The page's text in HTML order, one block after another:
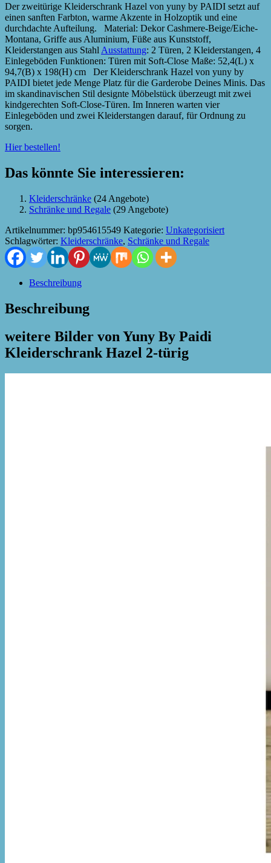
Der zweitürige Kleiderschrank Hazel von yuny by PAIDI setzt auf
einen sanften Farbton, warme Akzente in Holzoptik und eine
durchdachte Aufteilung. Material: Dekor Cashmere-Beige/Eiche-
Montana, Griffe aus Aluminium, Füße aus Kunststoff,
Kleiderstangen aus Stahl Ausstattung: 2 Türen, 2 Kleiderstangen, 4
Einlegeböden Funktionen: Türen mit Soft-Close Maße: 52,4(L) x
94,7(B) x 198(H) cm Der Kleiderschrank Hazel von yuny by
PAIDI bietet jede Menge Platz für die Garderobe Deines Minis. Das
im skandinavischen Stil designte Möbelstück überzeugt mit zwei
kindgerechten Soft-Close-Türen. Im Inneren warten vier
Einlegeböden und zwei Kleiderstangen darauf, für Ordnung zu
sorgen.
Hier bestellen!
Das könnte Sie interessieren:
Kleiderschränke (24 Angebote)
Schränke und Regale (29 Angebote)
Artikelnummer: bp954615549 Kategorie: Unkategorisiert
Schlagwörter: Kleiderschränke, Schränke und Regale
Beschreibung
Beschreibung
weitere Bilder von Yuny By Paidi
Kleiderschrank Hazel 2-türig